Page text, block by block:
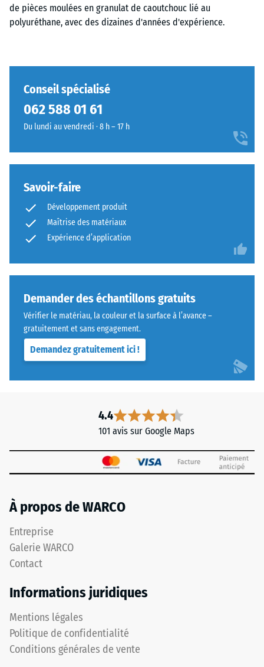
de pièces moulées en granulat de caoutchouc lié au
polyuréthane, avec des dizaines d'années d'expérience.
Conseil spécialisé
062 588 01 61
Du lundi au vendredi · 8 h – 17 h
Savoir-faire
Développement produit
Maîtrise des matériaux
Expérience d’application
Demander des échantillons gratuits
Vérifier le matériau, la couleur et la surface à l’avance –
gratuitement et sans engagement.
Demandez gratuitement ici !
4.4
101 avis sur Google Maps
À propos de WARCO
Entreprise
Galerie WARCO
Contact
Informations juridiques
Mentions légales
Politique de confidentialité
Conditions générales de vente